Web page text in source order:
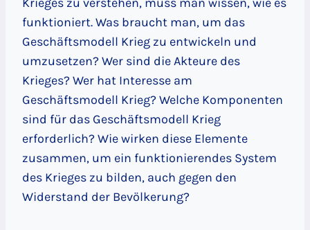
funktioniert. Was braucht man, um das
Geschäftsmodell Krieg zu entwickeln und
umzusetzen? Wer sind die Akteure des
Krieges? Wer hat Interesse am
Geschäftsmodell Krieg? Welche Komponenten
sind für das Geschäftsmodell Krieg
erforderlich? Wie wirken diese Elemente
zusammen, um ein funktionierendes System
des Krieges zu bilden, auch gegen den
Widerstand der Bevölkerung?